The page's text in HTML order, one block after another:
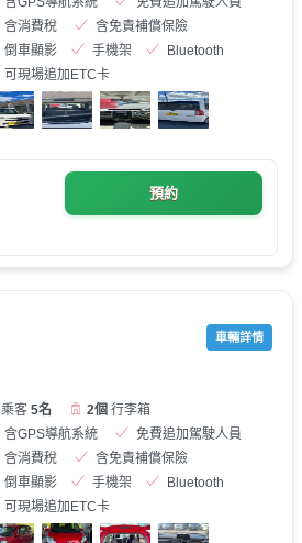
含消費稅
含免責補償保險
倒車顯影
手機架
Bluetooth
可現場追加ETC卡
預約
車輛詳情
乘客5名 2個 行李箱
含GPS導航系統
免費追加駕駛人員
含消費稅
含免責補償保險
倒車顯影
手機架
Bluetooth
可現場追加ETC卡